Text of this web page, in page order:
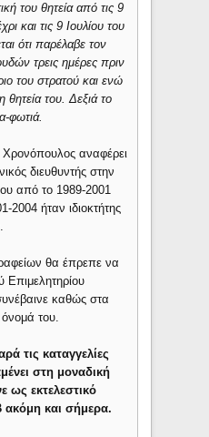
του θητεία από τις 9
και τις 9 Ιουλίου του
ότι παρέλαβε τον
τρεις ημέρες πριν
του στρατού και ενώ
του. Δεξιά το
φωτιά.
Χρονόπουλος αναφέρει
διευθυντής στην
από το 1989-2001
2004 ήταν ιδιοκτήτης
θα έπρεπε να
Επιμελητηρίου
καθώς στα
του.
τις καταγγελίες
στη μοναδική
ως εκτελεστικό
και σήμερα.